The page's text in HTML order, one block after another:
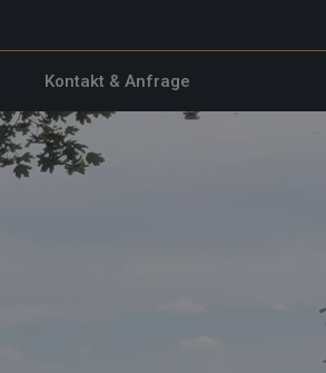
Kontakt & Anfrage